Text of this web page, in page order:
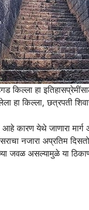
किल्ला हा
हा किल्ला, छत्रपती
आहे कारण येथे जाणारा
नजारा अप्रतिम
जवळ असल्यामुळे या